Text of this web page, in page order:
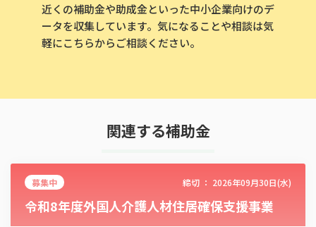
近くの補助金や助成金といった中小企業向けのデ
ータを収集しています。気になることや相談は気
軽にこちらからご相談ください。
関連する補助金
募集中 締切 ： 2026年09月30日(水)
令和8年度外国人介護人材住居確保支援事業